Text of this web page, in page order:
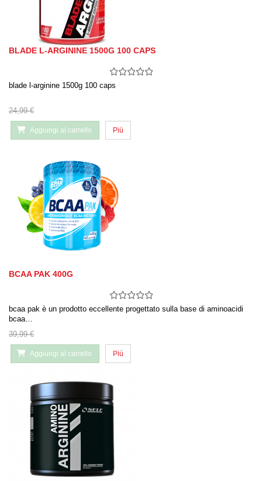
BLADE L-ARGININE 1500G 100 CAPS
blade l-arginine 1500g 100 caps
24,99 €
Aggiungi al carrello Più
BCAA PAK 400G
bcaa pak è un prodotto eccellente progettato sulla base di aminoacidi
bcaa…
39,99 €
Aggiungi al carrello Più